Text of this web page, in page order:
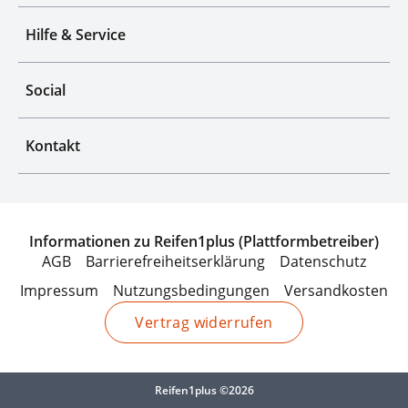
Hilfe & Service
Social
Kontakt
Informationen zu Reifen1plus (Plattformbetreiber)
AGB
Barrierefreiheitserklärung
Datenschutz
Impressum
Nutzungsbedingungen
Versandkosten
Vertrag widerrufen
Reifen1plus ©2026